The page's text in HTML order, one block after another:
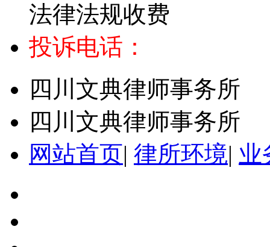
法律法规收费
投诉电话：
四川文典律师事务所
四川文典律师事务所
网站首页| 律所环境| 业